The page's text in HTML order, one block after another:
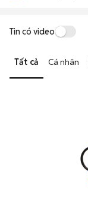
Tin có video
Tất cả Cá nhân